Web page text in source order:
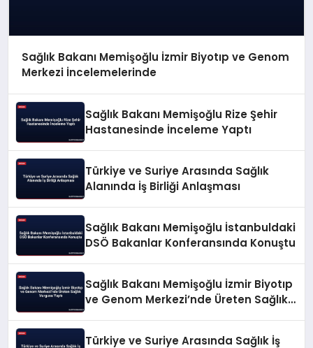
Sağlık Bakanı Memişoğlu İzmir Biyotıp ve Genom
Merkezi İncelemelerinde
Sağlık Bakanı Memişoğlu Rize Şehir
Hastanesinde İnceleme Yaptı
Türkiye ve Suriye Arasında Sağlık
Alanında İş Birliği Anlaşması
Sağlık Bakanı Memişoğlu İstanbuldaki
DSÖ Bakanlar Konferansında Konuştu
Sağlık Bakanı Memişoğlu İzmir Biyotıp
ve Genom Merkezi’nde Üreten Sağlık
Türkiye ve Suriye Arasında Sağlık İş